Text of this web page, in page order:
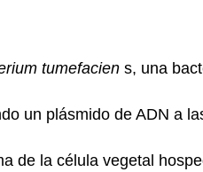
tumefaciens, una
un plásmido de ADN a
de la célula vegetal